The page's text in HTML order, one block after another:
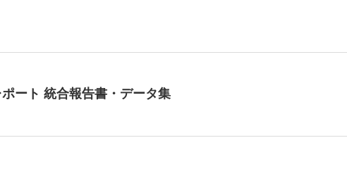
ポート 統合報告書・データ集